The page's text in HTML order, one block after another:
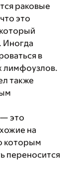
раковые
это
Иногда
в
лимфоузлов.
также
— это
на
которым
переносится